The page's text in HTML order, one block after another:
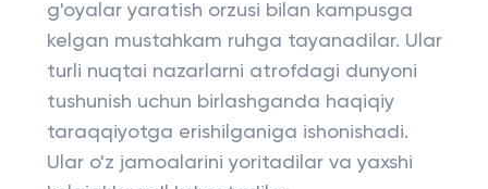
g'oyalar yaratish orzusi bilan kampusga
kelgan mustahkam ruhga tayanadilar. Ular
turli nuqtai nazarlarni atrofdagi dunyoni
tushunish uchun birlashganda haqiqiy
taraqqiyotga erishilganiga ishonishadi.
Ular o'z jamoalarini yoritadilar va yaxshi